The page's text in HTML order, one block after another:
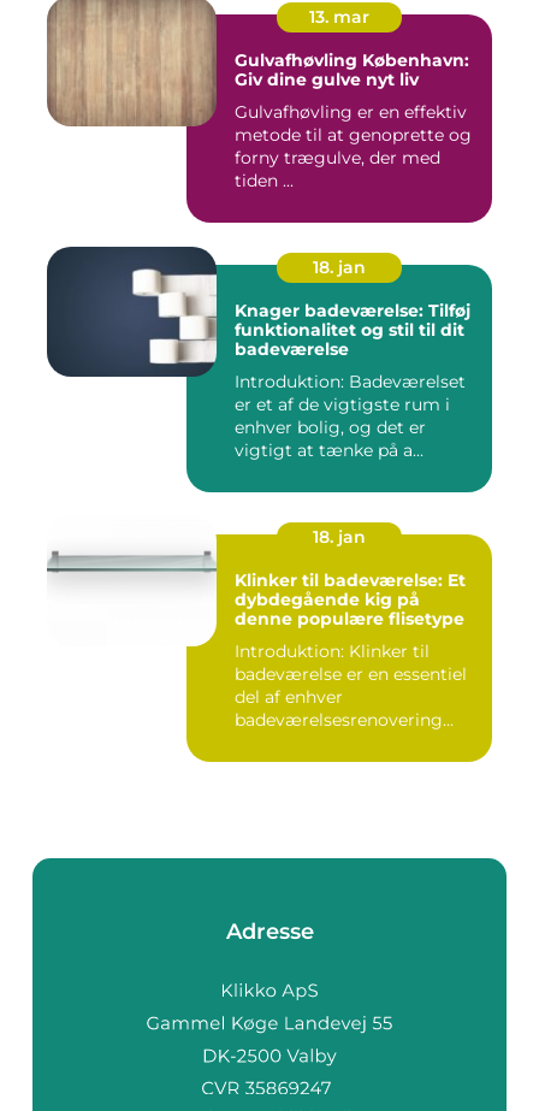
13. mar
Gulvafhøvling København:
Giv dine gulve nyt liv
Gulvafhøvling er en effektiv
metode til at genoprette og
forny trægulve, der med
tiden ...
18. jan
Knager badeværelse: Tilføj
funktionalitet og stil til dit
badeværelse
Introduktion: Badeværelset
er et af de vigtigste rum i
enhver bolig, og det er
vigtigt at tænke på a...
18. jan
Klinker til badeværelse: Et
dybdegående kig på
denne populære flisetype
Introduktion: Klinker til
badeværelse er en essentiel
del af enhver
badeværelsesrenovering
Adresse